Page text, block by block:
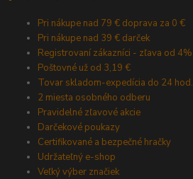
Pri nákupe nad 79 € doprava za 0 €
Pri nákupe nad 39 € darček
Registrovaní zákazníci - zľava od 4%
Poštovné už od 3,19 €
Tovar skladom-expedícia do 24 hod.
2 miesta osobného odberu
Pravidelné zľavové akcie
Darčekové poukazy
Certifikované a bezpečné hračky
Udržateľný e-shop
Veľký výber značiek